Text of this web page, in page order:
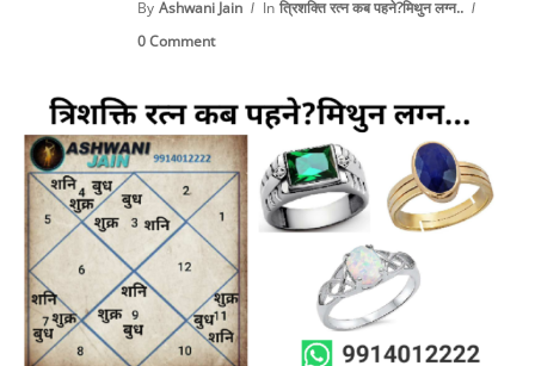
By Ashwani Jain In त्रिशक्ति रत्न कब पहने?मिथुन लग्न..
0 Comment